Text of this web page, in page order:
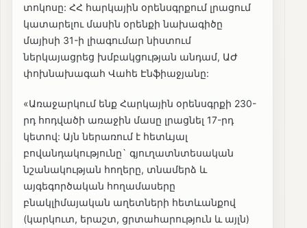
տոկոսը: ՀՀ հարկային օրենսգրքում լրացում
կատարելու մասին օրենքի նախագիծը
մայիսի 31-ի լիագումար նիստում
ներկայացրեց խմբակցության անդամ, ԱԺ
փոխնախագահ Վահե Էնֆիաջյանը:
«Առաջարկում ենք Հարկային օրենսգրքի 230-
րդ հոդվածի առաջին մասը լրացնել 17-րդ
կետով: Այն ներառում է հետևյալ
բովանդակությունը` գյուղատնտեսական
նշանակության հողերը, տնամերձ և
այգեգործական հողամասերը
բնակլիմայական աղետների հետևանքով
(կարկուտ, երաշտ, ցրտահարություն և այլն)